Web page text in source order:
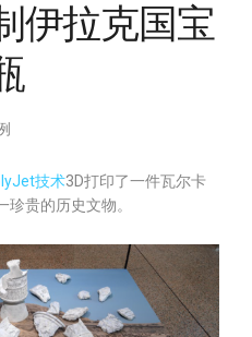
伊拉克国宝
技术3D打印了一件瓦尔卡
贵的历史文物。